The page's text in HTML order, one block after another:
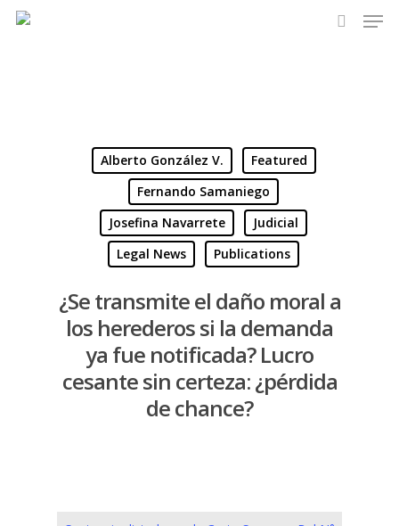
Alberto González V.
Featured
Fernando Samaniego
Josefina Navarrete
Judicial
Legal News
Publications
¿Se transmite el daño moral a
los herederos si la demanda
ya fue notificada? Lucro
cesante sin certeza: ¿pérdida
de chance?